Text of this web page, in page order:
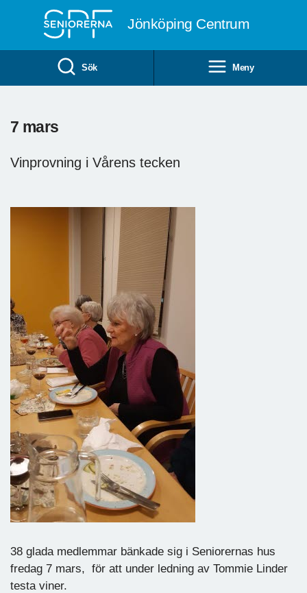
Jönköping Centrum
Sök Meny
7 mars
Vinprovning i Vårens tecken
38 glada medlemmar bänkade sig i Seniorernas hus
fredag 7 mars, för att under ledning av Tommie Linder
testa viner.